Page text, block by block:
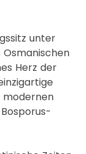
unter
Herz der
modernen